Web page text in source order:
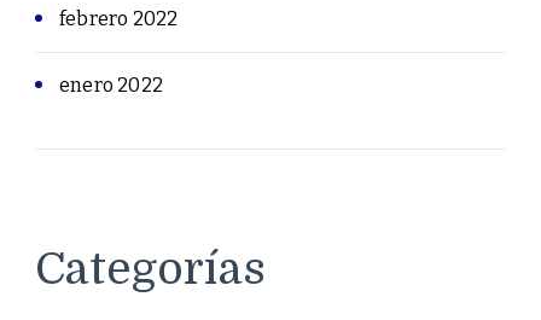
febrero 2022
enero 2022
Categorías